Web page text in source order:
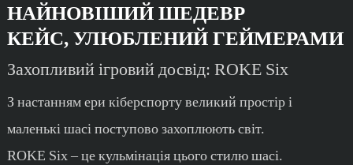
НАЙНОВІШИЙ ШЕДЕВР
КЕЙС, УЛЮБЛЕНИЙ ГЕЙМЕРАМИ
Захопливий ігровий досвід: ROKE Six
З настанням ери кіберспорту великий простір і
маленькі шасі поступово захоплюють світ.
ROKE Six – це кульмінація цього стилю шасі.